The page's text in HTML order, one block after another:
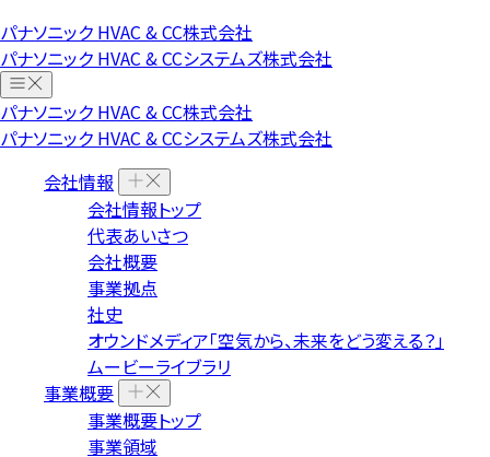
パナソニック HVAC & CC株式会社
パナソニック HVAC & CCシステムズ株式会社
パナソニック HVAC & CC株式会社
パナソニック HVAC & CCシステムズ株式会社
会社情報
会社情報トップ
代表あいさつ
会社概要
事業拠点
社史
オウンドメディア「空気から、未来をどう変える？」
ムービーライブラリ
事業概要
事業概要トップ
事業領域